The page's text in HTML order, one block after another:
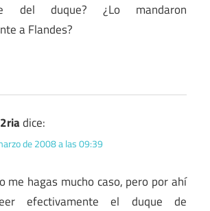
del duque? ¿Lo mandaron
a Flandes?
dice:
de 2008 a las 09:39
me hagas mucho caso, pero por ahí
efectivamente el duque de